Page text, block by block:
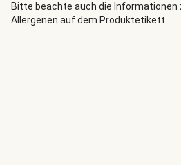
Bitte beachte auch die
Allergenen auf dem Produktetikett.